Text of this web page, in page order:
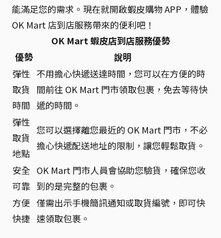
能滿足您的需求。現在就開啟蝦皮購物 APP，體驗
OK Mart 店到店服務帶來的便利吧！
OK Mart 蝦皮店到店服務優勢
優勢
說明
彈性
取貨
時間
不用擔心快遞送達時間，您可以在方便的時
間前往 OK Mart 門市領取包裹，免去等待快
遞的時間。
彈性
取貨
地點
您可以選擇離您最近的 OK Mart 門市，不必
擔心快遞配送地址的限制，讓您輕鬆取貨。
安全
可靠
OK Mart 門市人員會協助您驗貨，確保您收
到的是完整的包裹。
方便
快捷
僅需出示手機簡訊通知或取貨編號，即可快
速領取包裹。